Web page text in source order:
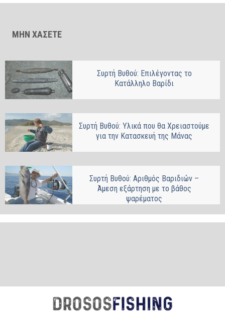
ΜΗΝ ΧΑΣΕΤΕ
Συρτή Βυθού: Επιλέγοντας το
Κατάλληλο Βαρίδι
Συρτή Βυθού: Υλικά που θα Χρειαστούμε
για την Κατασκευή της Μάνας
Συρτή Βυθού: Αριθμός Βαριδιών –
Άμεση εξάρτηση με το βάθος
ψαρέματος